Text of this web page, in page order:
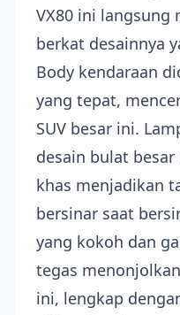
VX80 ini langsung
berkat desainnya
Body kendaraan
yang tepat,
SUV besar ini.
desain bulat
khas menjadikan
bersinar saat
yang kokoh dan
tegas
ini, lengkap